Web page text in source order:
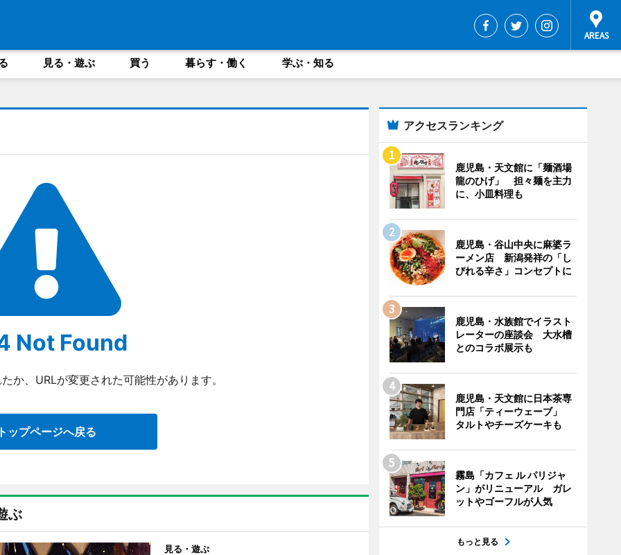
見る・遊ぶ 買う 暮らす・働く 学ぶ・知る
Not Found
か、URLが変更された可能性があります。
ップページへ戻る
ぶ
見る・遊ぶ
アクセスランキング
鹿児島・天文館に「麺酒場
龍のひげ」 担々麺を主力
に、小皿料理も
鹿児島・谷山中央に麻婆ラ
ーメン店 新潟発祥の「し
びれる辛さ」コンセプトに
鹿児島・水族館でイラスト
レーターの座談会 大水槽
とのコラボ展示も
鹿児島・天文館に日本茶専
門店「ティーウェーブ」
タルトやチーズケーキも
霧島「カフェ ル パリジャ
ン」がリニューアル ガレ
ットやゴーフルが人気
もっと見る